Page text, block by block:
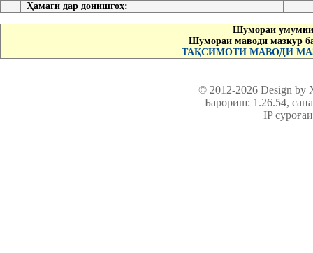
Ҳамагӣ дар донишгоҳ:
Шумораи умумии
Шумораи маводи мазкур
ТАҚСИМОТИ МАВОДИ
© 2012-2026 Design
Барориш: 1.26.54,
IP